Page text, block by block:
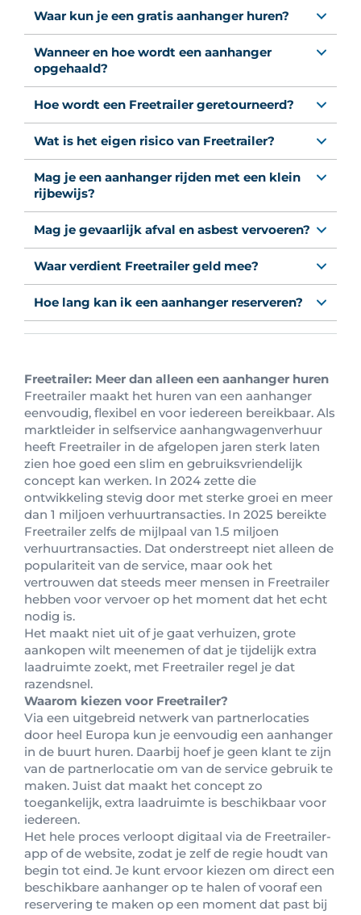
Waar kun je een gratis aanhanger huren?
Wanneer en hoe wordt een aanhanger
opgehaald?
Hoe wordt een Freetrailer geretourneerd?
Wat is het eigen risico van Freetrailer?
Mag je een aanhanger rijden met een klein
rijbewijs?
Mag je gevaarlijk afval en asbest vervoeren?
Waar verdient Freetrailer geld mee?
Hoe lang kan ik een aanhanger reserveren?
Freetrailer: Meer dan alleen een aanhanger huren
Freetrailer maakt het huren van een aanhanger
eenvoudig, flexibel en voor iedereen bereikbaar. Als
marktleider in selfservice aanhangwagenverhuur
heeft Freetrailer in de afgelopen jaren sterk laten
zien hoe goed een slim en gebruiksvriendelijk
concept kan werken. In 2024 zette die
ontwikkeling stevig door met sterke groei en meer
dan 1 miljoen verhuurtransacties. In 2025 bereikte
Freetrailer zelfs de mijlpaal van 1.5 miljoen
verhuurtransacties. Dat onderstreept niet alleen de
populariteit van de service, maar ook het
vertrouwen dat steeds meer mensen in Freetrailer
hebben voor vervoer op het moment dat het echt
nodig is.
Het maakt niet uit of je gaat verhuizen, grote
aankopen wilt meenemen of dat je tijdelijk extra
laadruimte zoekt, met Freetrailer regel je dat
razendsnel.
Waarom kiezen voor Freetrailer?
Via een uitgebreid netwerk van partnerlocaties
door heel Europa kun je eenvoudig een aanhanger
in de buurt huren. Daarbij hoef je geen klant te zijn
van de partnerlocatie om van de service gebruik te
maken. Juist dat maakt het concept zo
toegankelijk, extra laadruimte is beschikbaar voor
iedereen.
Het hele proces verloopt digitaal via de Freetrailer-
app of de website, zodat je zelf de regie houdt van
begin tot eind. Je kunt ervoor kiezen om direct een
beschikbare aanhanger op te halen of vooraf een
reservering te maken op een moment dat past bij